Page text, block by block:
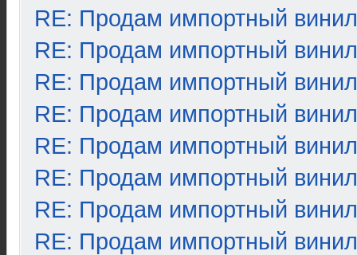
RE: Продам импортный винил
RE: Продам импортный винил
RE: Продам импортный винил
RE: Продам импортный винил
RE: Продам импортный винил
RE: Продам импортный винил
RE: Продам импортный винил
RE: Продам импортный винил